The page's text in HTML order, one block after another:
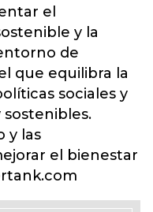
el
y la
de
que equilibra la
sociales y
y las
el bienestar